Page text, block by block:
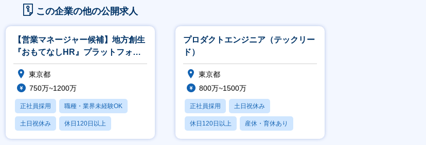
この企業の他の公開求人
【営業マネージャー候補】地方創生
『おもてなしHR』プラットフォー
ム／社会貢献◎
東京都
750万~1200万
正社員採用 職種・業界未経験OK
土日祝休み 休日120日以上
産休・育休あり
プロダクトエンジニア（テックリー
ド）
東京都
800万~1500万
正社員採用 土日祝休み
休日120日以上 産休・育休あり
賞与あり